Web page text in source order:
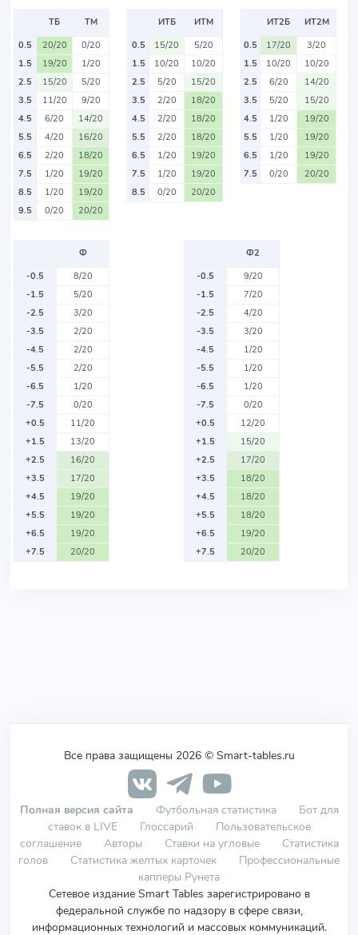
ТБ
ТМ
0.5
20/20
0/20
1.5
19/20
1/20
2.5
15/20
5/20
3.5
11/20
9/20
4.5
6/20
14/20
5.5
4/20
16/20
6.5
2/20
18/20
7.5
1/20
19/20
8.5
1/20
19/20
9.5
0/20 20/20
ИТБ
ИТМ
0.5
15/20
5/20
1.5
10/20
10/20
2.5
5/20
15/20
3.5
2/20
18/20
4.5
2/20
18/20
5.5
2/20
18/20
6.5
1/20
19/20
7.5
1/20
19/20
8.5
0/20 20/20
ИТ2Б
ИТ2М
0.5
17/20
3/20
1.5
10/20
10/20
2.5
6/20
14/20
3.5
5/20
15/20
4.5
1/20
19/20
5.5
1/20
19/20
6.5
1/20
19/20
7.5
0/20 20/20
Ф
-0.5
8/20
-1.5
5/20
-2.5
3/20
-3.5
2/20
-4.5
2/20
-5.5
2/20
-6.5
1/20
-7.5
0/20
+0.5
11/20
+1.5
13/20
+2.5
16/20
+3.5
17/20
+4.5
19/20
+5.5
19/20
+6.5
19/20
+7.5
20/20
Ф2
-0.5
9/20
-1.5
7/20
-2.5
4/20
-3.5
3/20
-4.5
1/20
-5.5
1/20
-6.5
1/20
-7.5
0/20
+0.5
12/20
+1.5
15/20
+2.5
17/20
+3.5
18/20
+4.5
18/20
+5.5
18/20
+6.5
19/20
+7.5
20/20
Все права защищены 2026 © Smart-tables.ru
Полная версия сайта Футбольная статистика
Бот для
ставок в LIVE
Глоссарий
Пользовательское
соглашение
Авторы Ставки на угловые
Статистика
голов
Статистика желтых карточек
Профессиональные
капперы Рунета
Сетевое издание Smart Tables зарегистрировано в
федеральной службе по надзору в сфере связи,
информационных технологий и массовых коммуникаций.